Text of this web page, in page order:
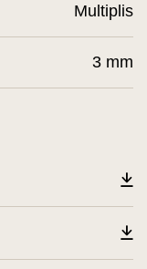
Multiplis
3 mm